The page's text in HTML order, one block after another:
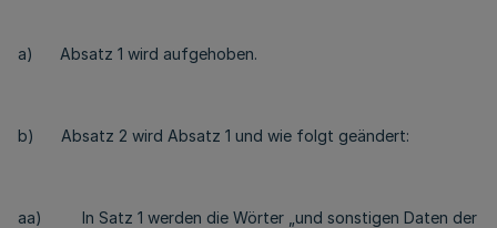
a) Absatz 1 wird aufgehoben.
b) Absatz 2 wird Absatz 1 und wie folgt geändert:
aa) In Satz 1 werden die Wörter „und sonstigen Daten der